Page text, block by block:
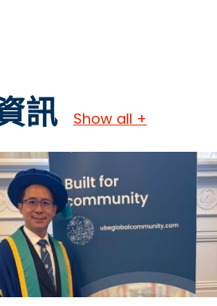
訊 Show all +